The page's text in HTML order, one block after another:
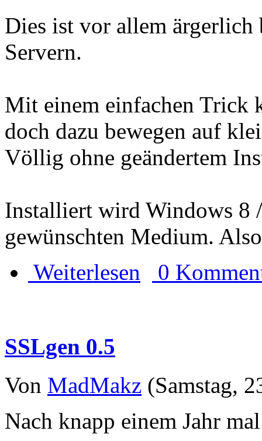
Dies ist vor allem ärgerlich
Servern.
Mit einem einfachen Trick
doch dazu bewegen auf
Völlig ohne geändertem
Installiert wird Windows 8
gewünschten Medium.
Weiterlesen
0
SSLgen 0.5
Von MadMakz (Samstag,
Nach knapp einem Jahr